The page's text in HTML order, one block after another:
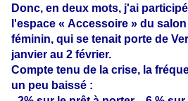
Donc, en deux mots, j'ai
l'espace « Accessoire » du
féminin, qui se tenait porte de
janvier au 2 février.
Compte tenu de la crise, la
un peu baissé :